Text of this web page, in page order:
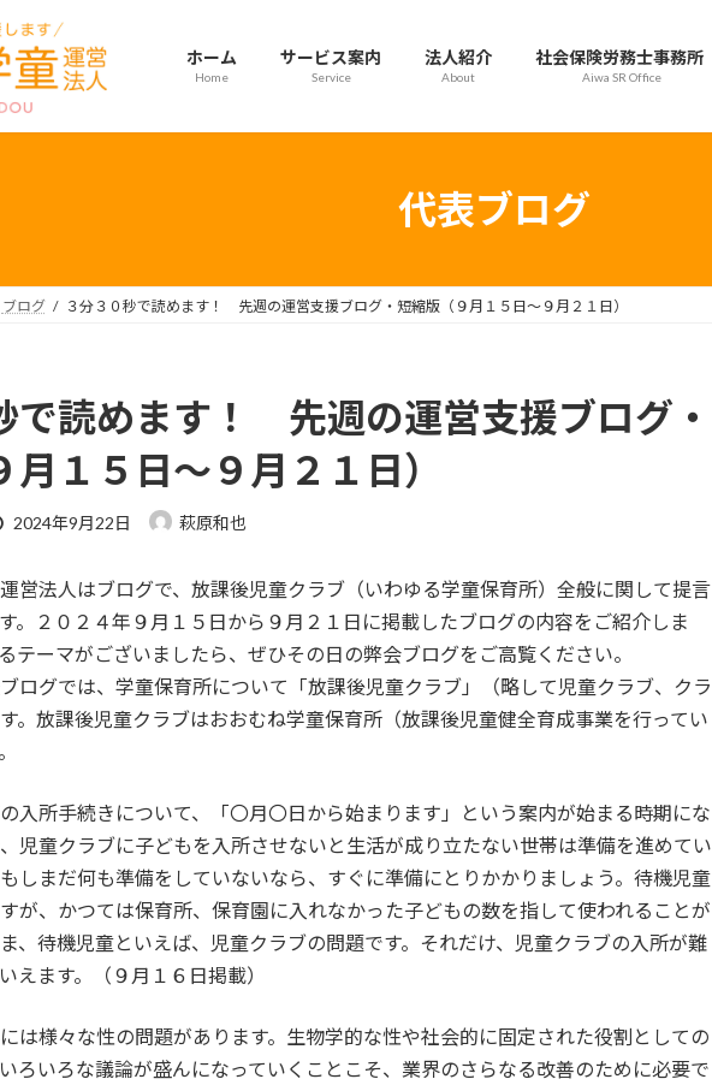
ホーム
Home
サービス案内
Service
法人紹介
About
社会保険労務士事務所
Aiwa SR Office
代表ブログ
ブログ ３分３０秒で読めます！ 先週の運営支援ブログ・短縮版（９月１５日～９月２１日）
で読めます！ 先週の運営支援ブログ・
１５日～９月２１日）
最
新
日
:
2024年9月22日 萩原和也
営法人はブログで、放課後児童クラブ（いわゆる学童保育所）全般に関して提言
。２０２４年９月１５日から９月２１日に掲載したブログの内容をご紹介しま
テーマがございましたら、ぜひその日の弊会ブログをご高覧ください。
ログでは、学童保育所について「放課後児童クラブ」（略して児童クラブ、クラ
。放課後児童クラブはおおむね学童保育所（放課後児童健全育成事業を行ってい
入所手続きについて、「〇月〇日から始まります」という案内が始まる時期にな
児童クラブに子どもを入所させないと生活が成り立たない世帯は準備を進めてい
しまだ何も準備をしていないなら、すぐに準備にとりかかりましょう。待機児童
が、かつては保育所、保育園に入れなかった子どもの数を指して使われることが
、待機児童といえば、児童クラブの問題です。それだけ、児童クラブの入所が難
えます。（９月１６日掲載）
は様々な性の問題があります。生物学的な性や社会的に固定された役割としての
ろいろな議論が盛んになっていくことこそ、業界のさらなる改善のために必要で